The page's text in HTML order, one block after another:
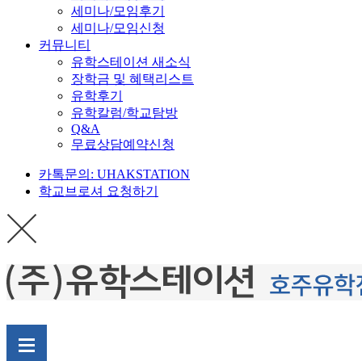
세미나/모임후기
세미나/모임신청
커뮤니티
유학스테이션 새소식
장학금 및 혜택리스트
유학후기
유학칼럼/학교탐방
Q&A
무료상담예약신청
카톡문의: UHAKSTATION
학교브로셔 요청하기